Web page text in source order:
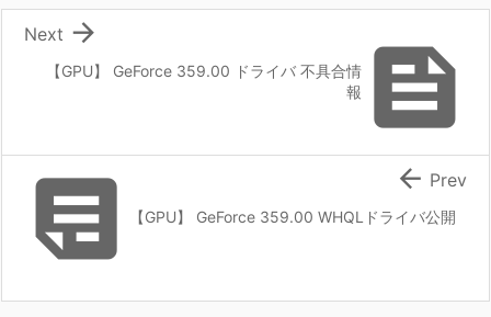

【GPU】 GeForce 359.00 ドライバ 不具合情
報

Next
 【GPU】 GeForce 359.00 WHQLドライバ公開
 Prev